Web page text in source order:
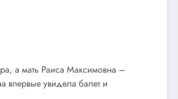
а мать Раиса Максимовна –
впервые увидела балет и